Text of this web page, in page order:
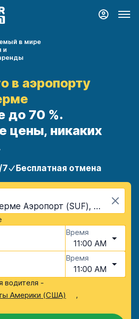
в мире
и
в аэропорту
до 70 %.
цены, никаких
7 Бесплатная отмена
Ламеция-Терме Аэропорт (SUF), Ламеция-Терме, Италия
Время
11:00 AM
Время
11:00 AM
водителя -
Америки (США)
,